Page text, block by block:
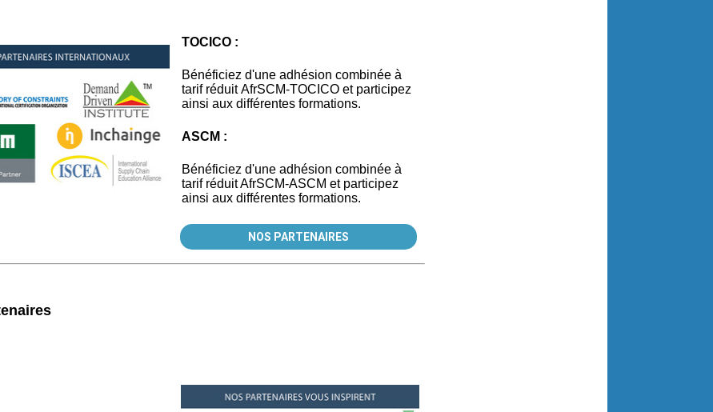
TOCICO :
Bénéficiez d'une adhésion combinée à
tarif réduit AfrSCM-TOCICO et participez
ainsi aux différentes formations.
ASCM :
Bénéficiez d'une adhésion combinée à
tarif réduit AfrSCM-ASCM et participez
ainsi aux différentes formations.
NOS PARTENAIRES